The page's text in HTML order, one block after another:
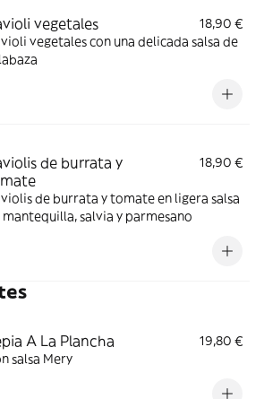
vegetales
18,90 €
vegetales con una delicada salsa de
de burrata y
18,90 €
de burrata y tomate en ligera salsa
mantequilla, salvia y parmesano
A La Plancha
19,80 €
salsa Mery